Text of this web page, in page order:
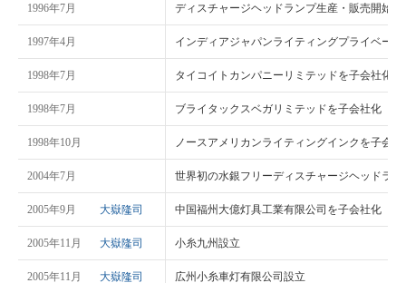
1996年7月 ディスチャージヘッドランプ生産・販売開始
1997年4月 インディアジャパンライティングプライベー
1998年7月 タイコイトカンパニーリミテッドを子会社化
1998年7月 ブライタックスベガリミテッドを子会社化
1998年10月 ノースアメリカンライティングインクを子会社
2004年7月 世界初の水銀フリーディスチャージヘッドラ
2005年9月 大嶽隆司 中国福州大億灯具工業有限公司を子会社化
2005年11月 大嶽隆司 小糸九州設立
2005年11月 大嶽隆司 広州小糸車灯有限公司設立